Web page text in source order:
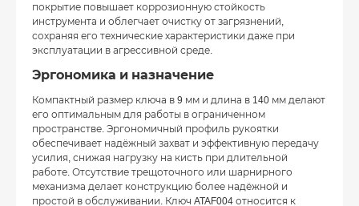
покрытие повышает коррозионную стойкость
инструмента и облегчает очистку от загрязнений,
сохраняя его технические характеристики даже при
эксплуатации в агрессивной среде.
Эргономика и назначение
Компактный размер ключа в 9 мм и длина в 140 мм делают
его оптимальным для работы в ограниченном
пространстве. Эргономичный профиль рукоятки
обеспечивает надёжный захват и эффективную передачу
усилия, снижая нагрузку на кисть при длительной
работе. Отсутствие трещоточного или шарнирного
механизма делает конструкцию более надёжной и
простой в обслуживании. Ключ ATAF004 относится к